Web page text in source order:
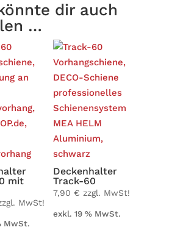
dir auch
…
mit
MwSt!
MwSt.
Decken­hal­ter
Track-60
7,90 € zzgl. MwSt!
exkl. 19 % MwSt.